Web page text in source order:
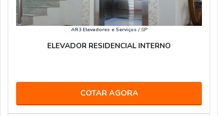
AR3 Elevadores e Serviços / SP
ELEVADOR RESIDENCIAL INTERNO
COTAR AGORA